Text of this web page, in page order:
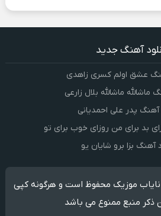
آهنگ جدید
عشق اولم کسری زاهدی
ماشالله ماشالله بلال زارعی
آهنگ پدر علی احمدیانی
بد برای من روزای خوب برای تو
آهنگ بزا برو شایان یو
موزیک محفوظ است و هرگونه کپی
ذکر منبع ممنوع می باشد